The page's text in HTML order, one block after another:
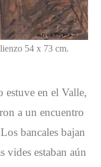
54 x 73 cm.
en el Valle,
a un encuentro
bancales bajan
vides estaban aún